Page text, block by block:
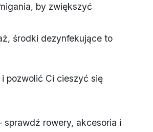
by zwiększyć
środki dezynfekujące to
pozwolić Ci cieszyć się
sprawdź rowery, akcesoria i